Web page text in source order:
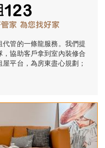
管的一條龍服務。我們提
協助客戶拿到室內裝修合
平台，為房東盡心規劃；